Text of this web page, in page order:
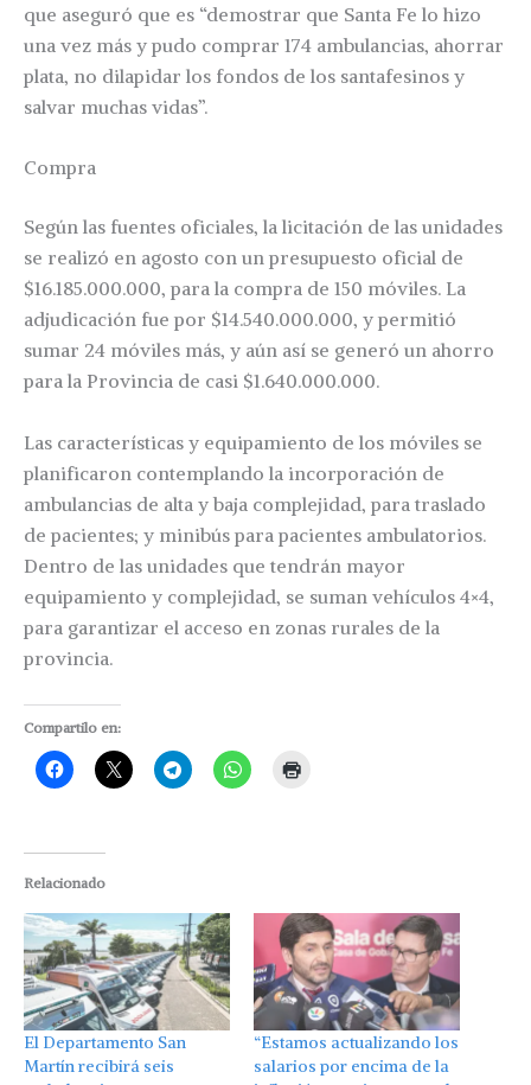
que aseguró que es “demostrar que Santa Fe lo hizo
una vez más y pudo comprar 174 ambulancias, ahorrar
plata, no dilapidar los fondos de los santafesinos y
salvar muchas vidas”.
Compra
Según las fuentes oficiales, la licitación de las unidades
se realizó en agosto con un presupuesto oficial de
$16.185.000.000, para la compra de 150 móviles. La
adjudicación fue por $14.540.000.000, y permitió
sumar 24 móviles más, y aún así se generó un ahorro
para la Provincia de casi $1.640.000.000.
Las características y equipamiento de los móviles se
planificaron contemplando la incorporación de
ambulancias de alta y baja complejidad, para traslado
de pacientes; y minibús para pacientes ambulatorios.
Dentro de las unidades que tendrán mayor
equipamiento y complejidad, se suman vehículos 4×4,
para garantizar el acceso en zonas rurales de la
provincia.
Compartilo en:
Relacionado
El Departamento San
Martín recibirá seis
“Estamos actualizando los
salarios por encima de la